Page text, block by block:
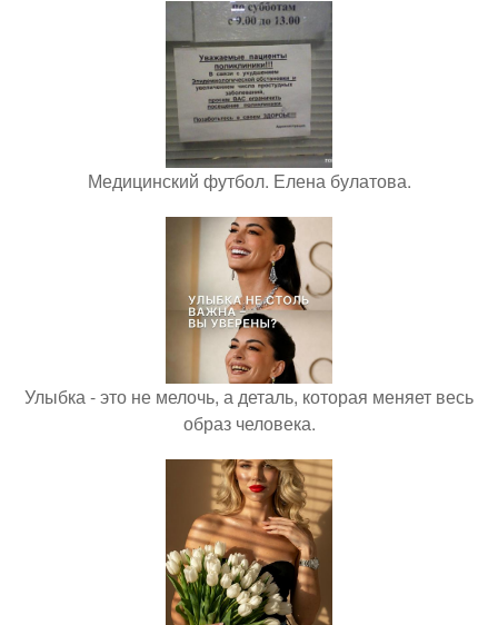
Медицинский футбол. Елена булатова.
Улыбка - это не мелочь, а деталь, которая меняет весь
образ человека.